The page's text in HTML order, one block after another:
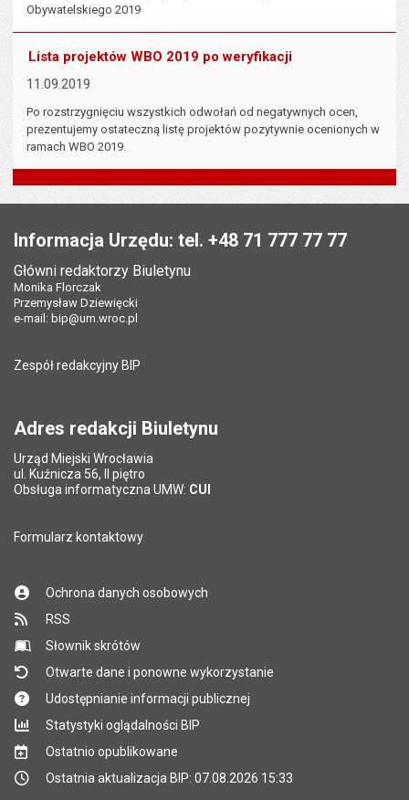
Obywatelskiego 2019
Lista projektów WBO 2019 po weryfikacji
11.09.2019
Po rozstrzygnięciu wszystkich odwołań od negatywnych ocen,
prezentujemy ostateczną listę projektów pozytywnie ocenionych w
ramach WBO 2019.
Informacja Urzędu: tel. +48 71 777 77 77
Główni redaktorzy Biuletynu
Monika Florczak
Przemysław Dziewięcki
e-mail: bip@um.wroc.pl
Zespół redakcyjny BIP
Adres redakcji Biuletynu
Urząd Miejski Wrocławia
ul. Kuźnicza 56, II piętro
Obsługa informatyczna UMW: CUI
Formularz kontaktowy
Ochrona danych osobowych
RSS
Słownik skrótów
Otwarte dane i ponowne wykorzystanie
Udostępnianie informacji publicznej
Statystyki oglądalności BIP
Ostatnio opublikowane
Ostatnia aktualizacja BIP: 07.08.2026 15:33